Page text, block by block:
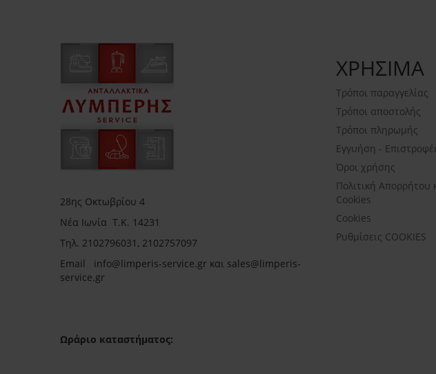
28ης Οκτωβρίου 4
Νέα Ιωνία Τ.Κ. 14231
Τηλ. 2102796031, 2102757097
Email info@limperis-service.gr και sales@limperis-
service.gr
Ωράριο καταστήματος:
ΧΡΗΣΙΜΑ
Τρόποι παραγγελίας
Τρόποι αποστολής
Τρόποι πληρωμής
Εγγυήση -
Όροι χρήσης
Πολιτική Απορρήτου
Cookies
Cookies
Ρυθμίσεις COOKIES